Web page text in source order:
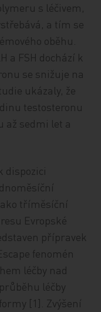
s léčivem,
a tím se
oběhu.
a FSH dochází k
se snižuje na
ukázaly, že
testosteronu
až sedmi let a
dispozici
tříměsíční
Evropské
přípravek
fenomén
léčby nad
léčby
[1]. Zvýšení